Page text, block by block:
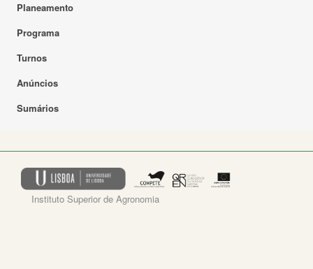
Planeamento
Programa
Turnos
Anúncios
Sumários
Instituto Superior de Agronomia